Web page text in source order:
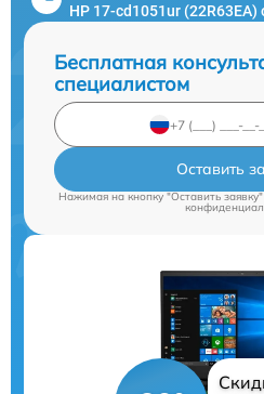
HP 17-cd1051ur (22R63EA)
Бесплатная
специалистом
Оставить
Нажимая на кнопку "Оставить